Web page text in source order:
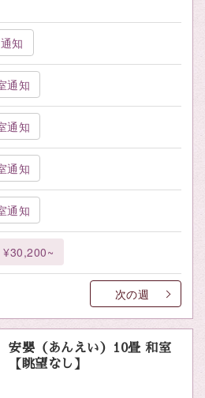
知
通知
通知
通知
通知
次の週
安嬰（あんえい）10畳 和室
【眺望なし】